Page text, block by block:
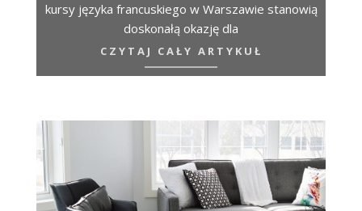
kursy języka francuskiego w Warszawie stanowią
doskonałą okazję dla
CZYTAJ CAŁY ARTYKUŁ